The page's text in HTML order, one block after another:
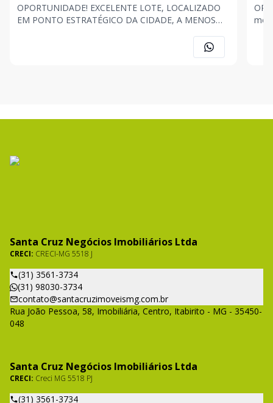
OPORTUNIDADE! EXCELENTE LOTE, LOCALIZADO
EM PONTO ESTRATÉGICO DA CIDADE, A MENOS
SUPERMERCADO, PADARIA, AÇOUGUE, PONTO DE
metros
Santa Cruz Negócios Imobiliários Ltda
CRECI: CRECI-MG 5518 J
(31) 3561-3734
(31) 98030-3734
contato@santacruzimoveismg.com.br
Rua João Pessoa, 58, Imobiliária, Centro, Itabirito - MG - 35450-
048
Santa Cruz Negócios Imobiliários Ltda
CRECI: Creci MG 5518 PJ
(31) 3561-3734